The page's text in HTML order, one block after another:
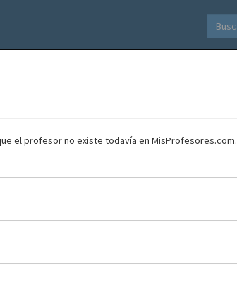
el profesor no existe todavía en MisProfesores.com.